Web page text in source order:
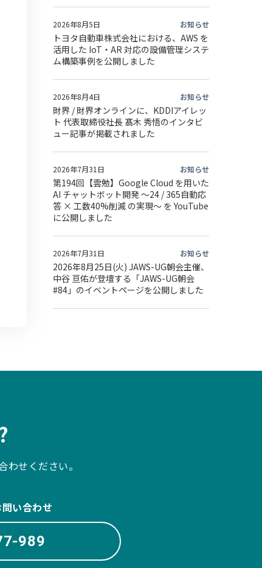
2026年8月5日 お知らせ
トヨタ自動車株式会社における、AWS を
活用した IoT・AR 対応の設備管理システ
ム構築事例を公開しました
2026年8月4日 お知らせ
財界 / 財界オンラインに、KDDIアイレッ
ト 代表取締役社長 髙木 秀悟のインタビ
ュー記事が掲載されました
2026年7月31日 お知らせ
第194回【雲勉】Google Cloud を用いた
AI チャットボット開発 〜24 / 365自動応
答 × 工数40%削減 の実現〜 を YouTube
に公開しました
2026年7月31日 お知らせ
2026年8月25日(火) JAWS-UG朝会主催、
中谷 亘佑が登壇する「JAWS-UG朝会
#84」のイベントページを公開しました
せください。
い合わせ
989